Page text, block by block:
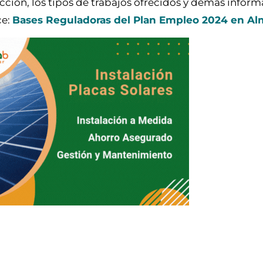
los tipos de trabajos ofrecidos y demás
Bases Reguladoras del Plan Empleo 2024 en